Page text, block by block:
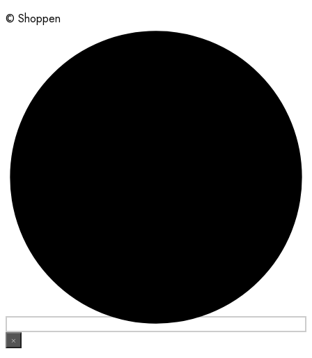
© Shoppen
×